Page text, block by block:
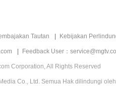
Tautan Kebijakan
Feedback User：
Corporation, All Rights Reserved
Co., Ltd. Semua Hak dilindungi